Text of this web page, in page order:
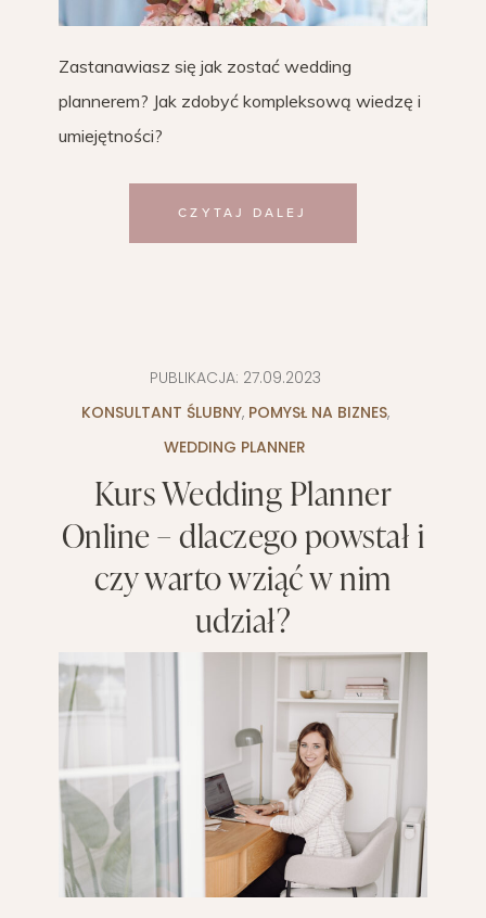
Zastanawiasz się jak zostać wedding
plannerem? Jak zdobyć kompleksową wiedzę i
umiejętności?
CZYTAJ DALEJ
PUBLIKACJA: 27.09.2023
KONSULTANT ŚLUBNY, POMYSŁ NA BIZNES,
WEDDING PLANNER
Kurs Wedding Planner
Online – dlaczego powstał i
czy warto wziąć w nim
udział?